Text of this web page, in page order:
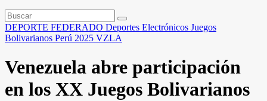
DEPORTE FEDERADO Deportes Electrónicos Juegos
Bolivarianos Perú 2025 VZLA
Venezuela abre participación
en los XX Juegos Bolivarianos